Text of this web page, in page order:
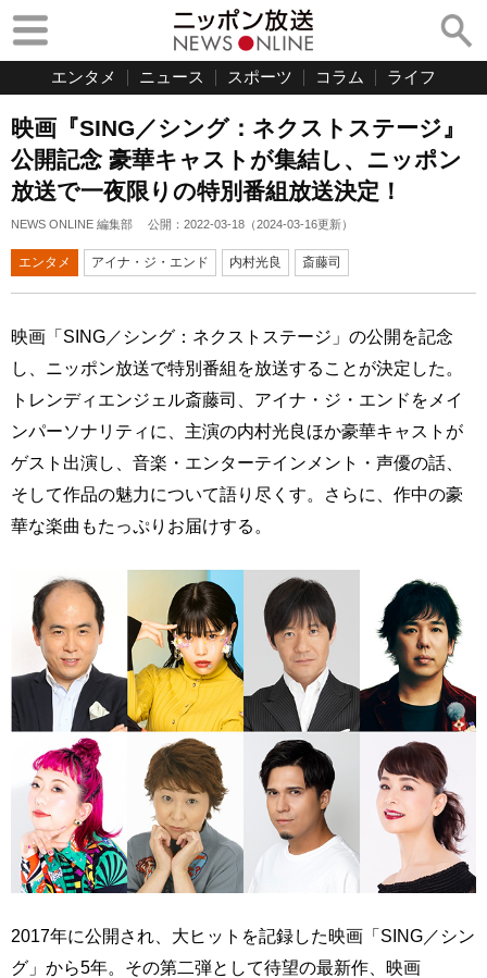
エンタメ ニュース スポーツ コラム ライフ
映画『SING／シング：ネクストステージ』
公開記念 豪華キャストが集結し、ニッポン
放送で一夜限りの特別番組放送決定！
NEWS ONLINE 編集部 公開： 2022-03-18 （2024-03-16更新）
エンタメ アイナ・ジ・エンド 内村光良 斎藤司
映画「SING／シング：ネクストステージ」の公開を記念
し、ニッポン放送で特別番組を放送することが決定した。
トレンディエンジェル斎藤司、アイナ・ジ・エンドをメイ
ンパーソナリティに、主演の内村光良ほか豪華キャストが
ゲスト出演し、音楽・エンターテインメント・声優の話、
そして作品の魅力について語り尽くす。さらに、作中の豪
華な楽曲もたっぷりお届けする。
2017年に公開され、大ヒットを記録した映画「SING／シン
グ」から5年。その第二弾として待望の最新作、映画